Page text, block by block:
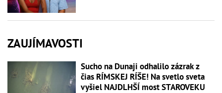
ZAUJÍMAVOSTI
Sucho na Dunaji odhalilo zázrak z
čias RÍMSKEJ RÍŠE! Na svetlo sveta
vyšiel NAJDLHŠÍ most STAROVEKU